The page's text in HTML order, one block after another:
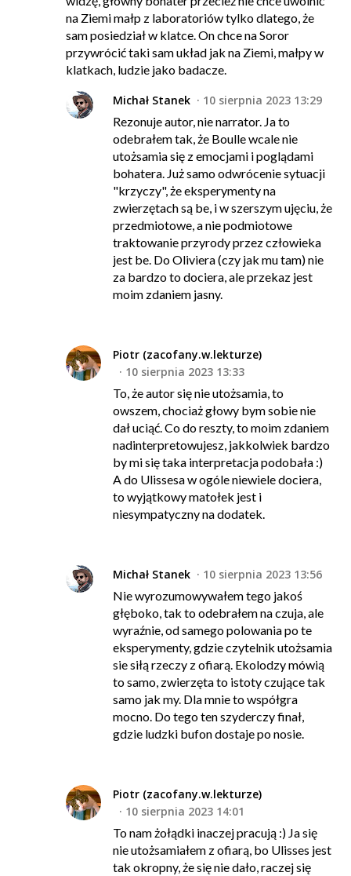
na Ziemi małp z laboratoriów tylko dlatego, że
sam posiedział w klatce. On chce na Soror
przywrócić taki sam układ jak na Ziemi, małpy w
klatkach, ludzie jako badacze.
Michał Stanek
10 sierpnia 2023 13:29
Rezonuje autor, nie narrator. Ja to
odebrałem tak, że Boulle wcale nie
utożsamia się z emocjami i poglądami
bohatera. Już samo odwrócenie sytuacji
"krzyczy", że eksperymenty na
zwierzętach są be, i w szerszym ujęciu, że
przedmiotowe, a nie podmiotowe
traktowanie przyrody przez człowieka
jest be. Do Oliviera (czy jak mu tam) nie
za bardzo to dociera, ale przekaz jest
moim zdaniem jasny.
Piotr (zacofany.w.lekturze)
10 sierpnia 2023 13:33
To, że autor się nie utożsamia, to
owszem, chociaż głowy bym sobie nie
dał uciąć. Co do reszty, to moim zdaniem
nadinterpretowujesz, jakkolwiek bardzo
by mi się taka interpretacja podobała :)
A do Ulissesa w ogóle niewiele dociera,
to wyjątkowy matołek jest i
niesympatyczny na dodatek.
Michał Stanek
10 sierpnia 2023 13:56
Nie wyrozumowywałem tego jakoś
głęboko, tak to odebrałem na czuja, ale
wyraźnie, od samego polowania po te
eksperymenty, gdzie czytelnik utożsamia
sie siłą rzeczy z ofiarą. Ekolodzy mówią
to samo, zwierzęta to istoty czujące tak
samo jak my. Dla mnie to współgra
mocno. Do tego ten szyderczy finał,
gdzie ludzki bufon dostaje po nosie.
Piotr (zacofany.w.lekturze)
10 sierpnia 2023 14:01
To nam żołądki inaczej pracują :) Ja się
nie utożsamiałem z ofiarą, bo Ulisses jest
tak okropny, że się nie dało, raczej się